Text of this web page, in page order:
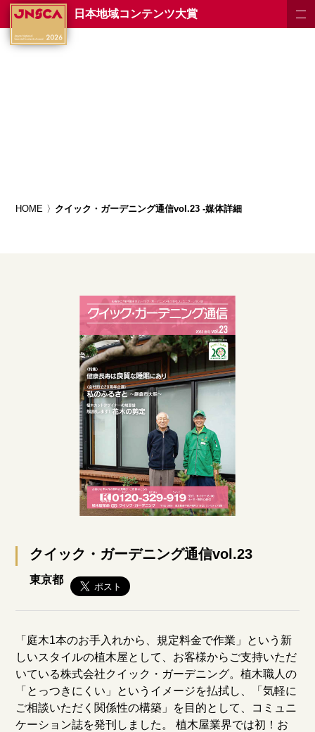
日本地域コンテンツ大賞
HOME クイック・ガーデニング通信vol.23 -媒体詳細
クイック・ガーデニング通信vol.23
東京都
「庭木1本のお手入れから、規定料金で作業」という新
しいスタイルの植木屋として、お客様からご支持いただ
いている株式会社クイック・ガーデニング。植木職人の
「とっつきにくい」というイメージを払拭し、「気軽に
ご相談いただく関係性の構築」を目的として、コミュニ
ケーション誌を発刊しました。 植木屋業界では初！お